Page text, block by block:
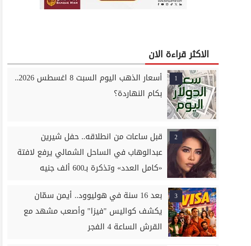
الاكثر قراءة الان
1
أسعار الذهب اليوم السبت 8 اغسطس 2026..
بكام النهاردة؟
2
قبل ساعات من انطلاقه.. حفل شيرين
عبدالوهاب في الساحل الشمالي يرفع لافتة
«كامل العدد» وتذكرة بـ600 ألف جنيه
3
بعد 16 سنة في هوليوود.. أيمن سمّان
يكشف كواليس "فيزا" وأصعب مشهد مع
القرش الساعة 4 الفجر